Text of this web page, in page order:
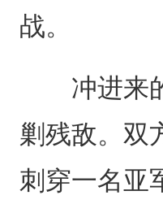
战。
冲进来的
剿残敌。双
刺穿一名亚